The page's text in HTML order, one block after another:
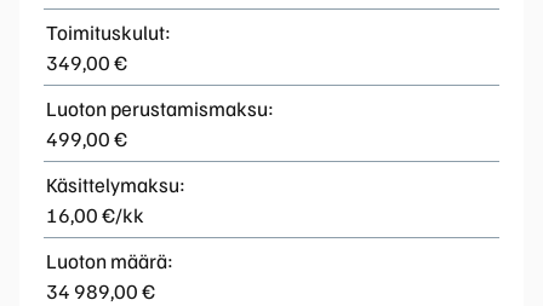
Toimituskulut:
349,00 €
Luoton perustamismaksu:
499,00 €
Käsittelymaksu:
16,00 €/kk
Luoton määrä:
34 989,00 €